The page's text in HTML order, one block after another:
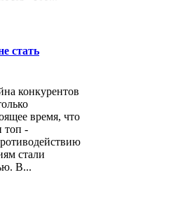
стать
конкурентов
время, что
топ -
стали
В...